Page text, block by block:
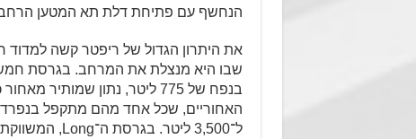
הנחשף עם פתיחת דלת תא המטען
את היתרון הגדול של ריפטר קשה
שבו היא מנצלת את המרחב. בגרסת
האחוריים, שכל אחד מהם מתקפל